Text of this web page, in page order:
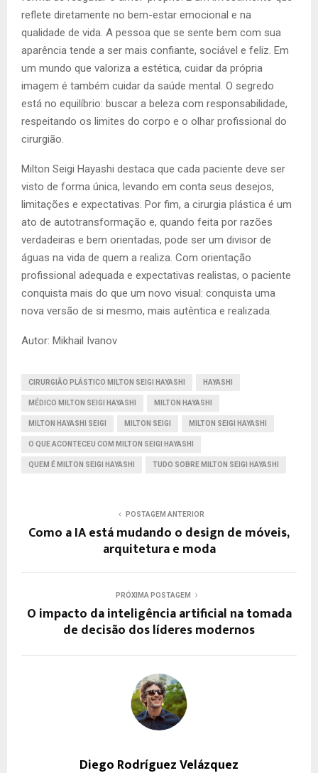
reflete diretamente no bem-estar emocional e na
qualidade de vida. A pessoa que se sente bem com sua
aparência tende a ser mais confiante, sociável e feliz. Em
um mundo que valoriza a estética, cuidar da própria
imagem é também cuidar da saúde mental. O segredo
está no equilíbrio: buscar a beleza com responsabilidade,
respeitando os limites do corpo e o olhar profissional do
cirurgião.
Milton Seigi Hayashi destaca que cada paciente deve ser
visto de forma única, levando em conta seus desejos,
limitações e expectativas. Por fim, a cirurgia plástica é um
ato de autotransformação e, quando feita por razões
verdadeiras e bem orientadas, pode ser um divisor de
águas na vida de quem a realiza. Com orientação
profissional adequada e expectativas realistas, o paciente
conquista mais do que um novo visual: conquista uma
nova versão de si mesmo, mais autêntica e realizada.
Autor: Mikhail Ivanov
CIRURGIÃO PLÁSTICO MILTON SEIGI HAYASHI HAYASHI
MÉDICO MILTON SEIGI HAYASHI MILTON HAYASHI
MILTON HAYASHI SEIGI MILTON SEIGI MILTON SEIGI HAYASHI
O QUE ACONTECEU COM MILTON SEIGI HAYASHI
QUEM É MILTON SEIGI HAYASHI TUDO SOBRE MILTON SEIGI HAYASHI
POSTAGEM ANTERIOR
Como a IA está mudando o design de móveis,
arquitetura e moda
PRÓXIMA POSTAGEM
O impacto da inteligência artificial na tomada
de decisão dos líderes modernos
Diego Rodríguez Velázquez